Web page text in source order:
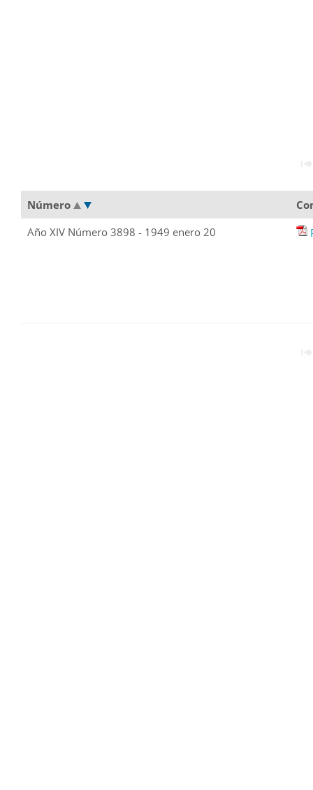
Número
Año XIV Número 3898 - 1949 enero 20